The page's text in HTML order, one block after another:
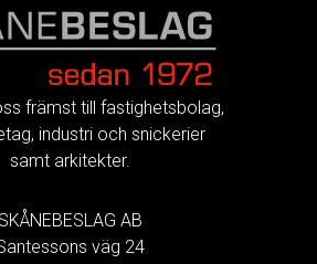
främst till fastighetsbolag,
industri och snickerier
samt arkitekter.
SKÅNEBESLAG AB
väg 24